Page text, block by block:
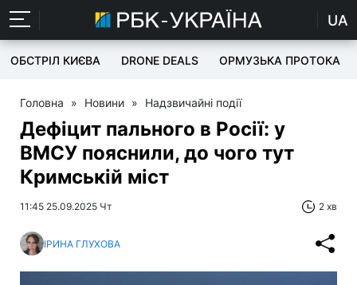
UA
ОБСТРІЛ КИЄВА DRONE DEALS ОРМУЗЬКА ПРОТОКА
Головна » Новини » Надзвичайні події
Дефіцит пального в Росії: у
ВМСУ пояснили, до чого тут
Кримській міст
11:45 25.09.2025 Чт 2 хв
ІРИНА ГЛУХОВА